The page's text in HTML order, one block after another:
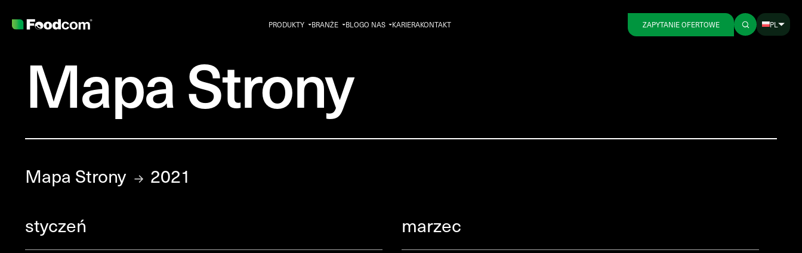
PRODUKTY BRANŻE BLOGO NAS KARIERAKONTAKT ZAPYTANIE OFERTOWE PL
Mapa Strony
Mapa Strony → 2021
styczeń marzec